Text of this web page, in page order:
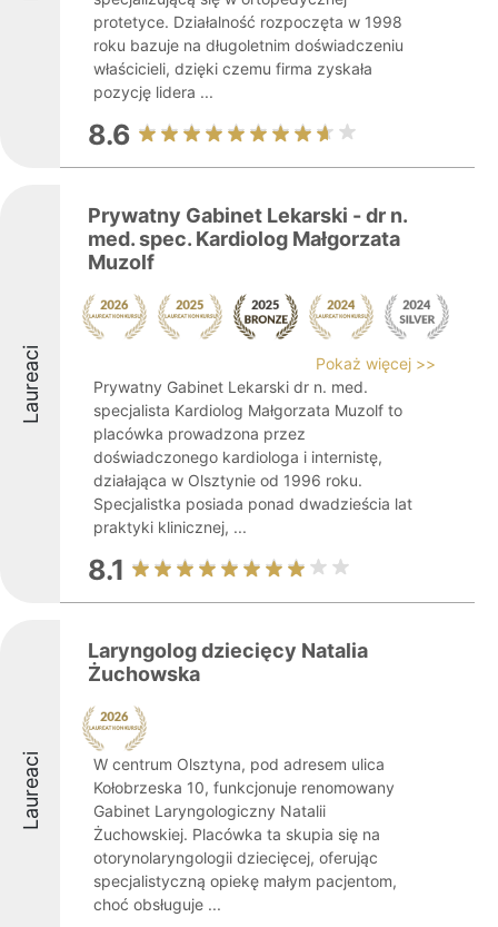
protetyce. Działalność rozpoczęta w 1998
roku bazuje na długoletnim doświadczeniu
właścicieli, dzięki czemu firma zyskała
pozycję lidera ...
8.6
Laureaci
Prywatny Gabinet Lekarski - dr n.
med. spec. Kardiolog Małgorzata
Muzolf
Pokaż więcej >>
Prywatny Gabinet Lekarski dr n. med.
specjalista Kardiolog Małgorzata Muzolf to
placówka prowadzona przez
doświadczonego kardiologa i internistę,
działająca w Olsztynie od 1996 roku.
Specjalistka posiada ponad dwadzieścia lat
praktyki klinicznej, ...
8.1
Laureaci
Laryngolog dziecięcy Natalia
Żuchowska
W centrum Olsztyna, pod adresem ulica
Kołobrzeska 10, funkcjonuje renomowany
Gabinet Laryngologiczny Natalii
Żuchowskiej. Placówka ta skupia się na
otorynolaryngologii dziecięcej, oferując
specjalistyczną opiekę małym pacjentom,
choć obsługuje ...